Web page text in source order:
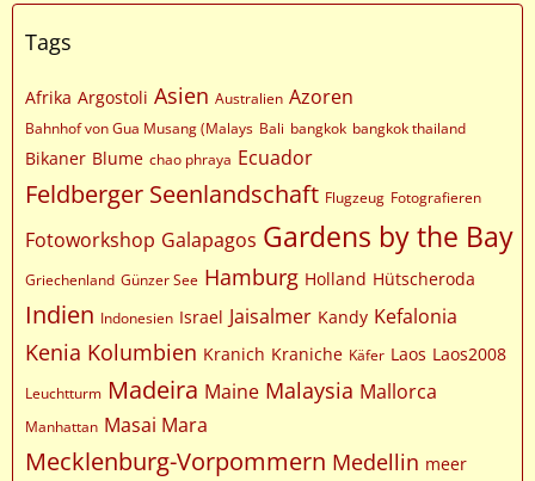
Tags
Afrika Argostoli Asien Australien Azoren
Bahnhof von Gua Musang (Malays Bali bangkok bangkok thailand
Bikaner Blume chao phraya Ecuador
Feldberger Seenlandschaft Flugzeug Fotografieren
Fotoworkshop Galapagos Gardens by the Bay
Griechenland Günzer See Hamburg Holland Hütscheroda
Indien Indonesien Israel Jaisalmer Kandy Kefalonia
Kenia Kolumbien Kranich Kraniche Käfer Laos Laos2008
Leuchtturm Madeira Maine Malaysia Mallorca
Manhattan Masai Mara
Mecklenburg-Vorpommern Medellin meer